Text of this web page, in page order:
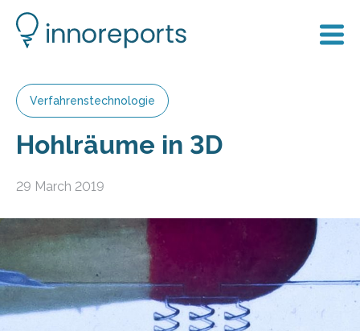
Verfahrenstechnologie
Hohlräume in 3D
29 March 2019